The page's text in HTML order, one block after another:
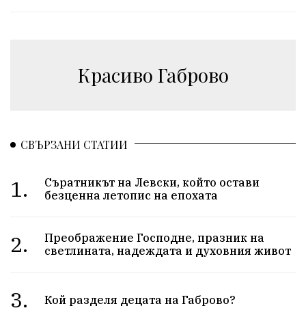
Красиво Габрово
СВЪРЗАНИ СТАТИИ
1.
Съратникът на Левски, който остави
безценна летопис на епохата
2.
Преображение Господне, празник на
светлината, надеждата и духовния живот
3. Кой разделя децата на Габрово?